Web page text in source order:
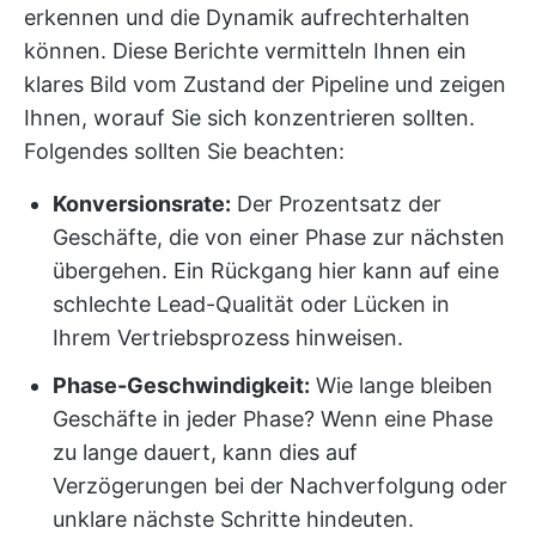
erkennen und die Dynamik aufrechterhalten
können. Diese Berichte vermitteln Ihnen ein
klares Bild vom Zustand der Pipeline und zeigen
Ihnen, worauf Sie sich konzentrieren sollten.
Folgendes sollten Sie beachten:
Konversionsrate: Der Prozentsatz der
Geschäfte, die von einer Phase zur nächsten
übergehen. Ein Rückgang hier kann auf eine
schlechte Lead-Qualität oder Lücken in
Ihrem Vertriebsprozess hinweisen.
Phase-Geschwindigkeit: Wie lange bleiben
Geschäfte in jeder Phase? Wenn eine Phase
zu lange dauert, kann dies auf
Verzögerungen bei der Nachverfolgung oder
unklare nächste Schritte hindeuten.